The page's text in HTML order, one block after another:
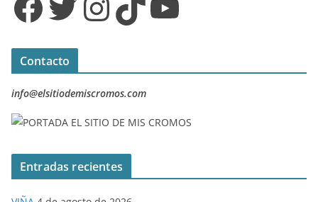
Contacto
info@elsitiodemiscromos.com
Entradas recientes